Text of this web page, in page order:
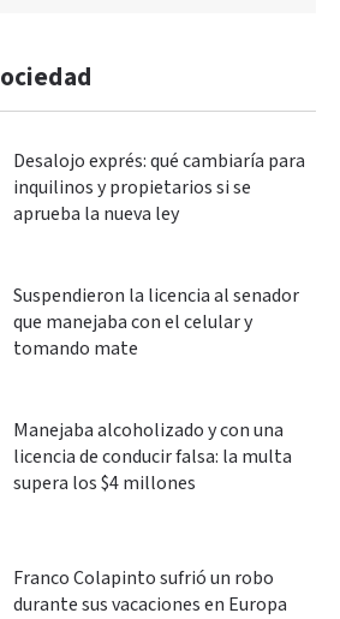
Desalojo exprés: qué cambiaría para
inquilinos y propietarios si se
aprueba la nueva ley
Suspendieron la licencia al senador
que manejaba con el celular y
tomando mate
Manejaba alcoholizado y con una
licencia de conducir falsa: la multa
supera los $4 millones
Franco Colapinto sufrió un robo
durante sus vacaciones en Europa